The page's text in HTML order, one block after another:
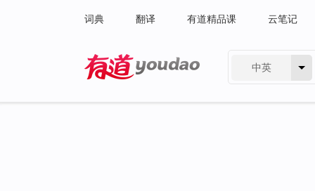
词典 翻译 有道精品课 云笔记
中英